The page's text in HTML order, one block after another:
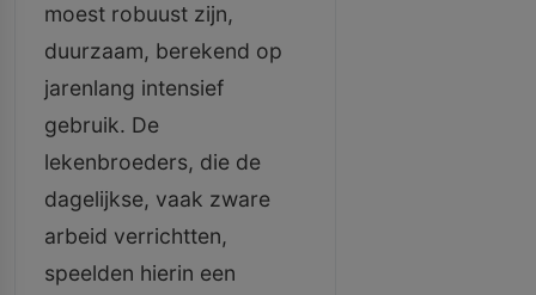
moest robuust zijn,
duurzaam, berekend op
jarenlang intensief
gebruik. De
lekenbroeders, die de
dagelijkse, vaak zware
arbeid verrichtten,
speelden hierin een